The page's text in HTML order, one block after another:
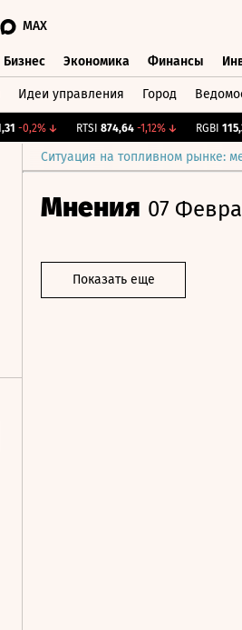
MAX
Бизнес Экономика Финансы
Идеи управления Город
-0,2%↓ RTSI 874,64 -1,12% ↓ RGBI 115,3
Ситуация на топливном рынке:
Мнения 07
Показать еще